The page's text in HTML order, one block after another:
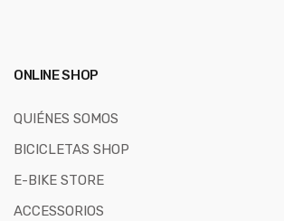
ONLINE SHOP
QUIÉNES SOMOS
BICICLETAS SHOP
E-BIKE STORE
ACCESSORIOS